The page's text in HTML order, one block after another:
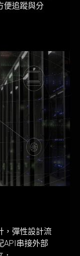
便追蹤與分
，彈性設計流
API串接外部